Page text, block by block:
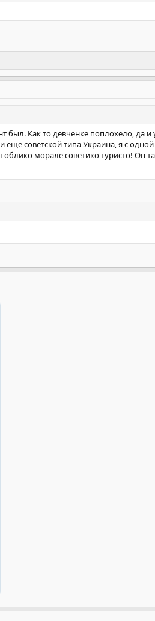
был. Как то девченке поплохело, да
советской типа Украина, я с
морале советико туристо! Он